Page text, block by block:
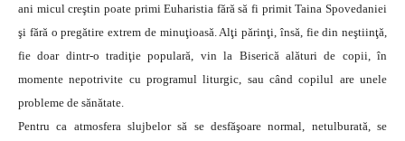
ani micul creştin poate primi Euharistia fără să fi primit Taina Spovedaniei
şi fără o pregătire extrem de minuţioasă. Alţi părinţi, însă, fie din neştiinţă,
fie doar dintr-o tradiţie populară, vin la Biserică alături de copii, în
momente nepotrivite cu programul liturgic, sau când copilul are unele
probleme de sănătate.
Pentru ca atmosfera slujbelor să se desfăşoare normal, netulburată, se